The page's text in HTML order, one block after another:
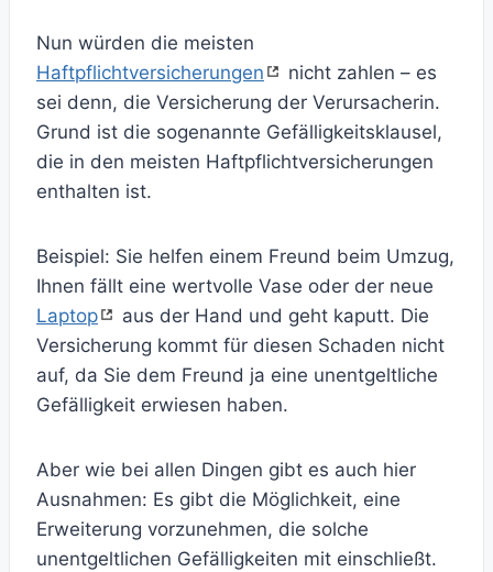
Nun würden die meisten
Haftpflichtversicherungen
nicht zahlen – es
sei denn, die Versicherung der Verursacherin.
Grund ist die sogenannte Gefälligkeitsklausel,
die in den meisten Haftpflichtversicherungen
enthalten ist.
Beispiel: Sie helfen einem Freund beim Umzug,
Ihnen fällt eine wertvolle Vase oder der neue
Laptop
aus der Hand und geht kaputt. Die
Versicherung kommt für diesen Schaden nicht
auf, da Sie dem Freund ja eine unentgeltliche
Gefälligkeit erwiesen haben.
Aber wie bei allen Dingen gibt es auch hier
Ausnahmen: Es gibt die Möglichkeit, eine
Erweiterung vorzunehmen, die solche
unentgeltlichen Gefälligkeiten mit einschließt.